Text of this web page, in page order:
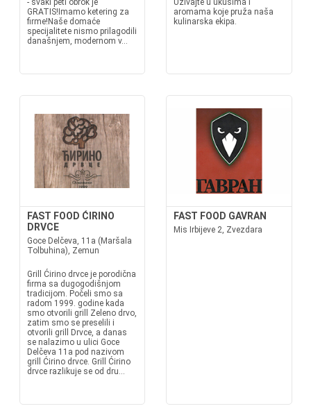
- svaki peti obrok je
GRATIS!Imamo ketering za
firme!Naše domaće
specijalitete nismo prilagodili
današnjem, modernom v...
Uživajte u ukusima i
aromama koje pruža naša
kulinarska ekipa.
FAST FOOD ĆIRINO
DRVCE
Goce Delčeva, 11a (Maršala
Tolbuhina), Zemun
Grill Ćirino drvce je porodična
firma sa dugogodišnjom
tradicijom. Počeli smo sa
radom 1999. godine kada
smo otvorili grill Zeleno drvo,
zatim smo se preselili i
otvorili grill Drvce, a danas
se nalazimo u ulici Goce
Delčeva 11a pod nazivom
grill Ćirino drvce. Grill Ćirino
drvce razlikuje se od dru...
FAST FOOD GAVRAN
Mis Irbijeve 2, Zvezdara